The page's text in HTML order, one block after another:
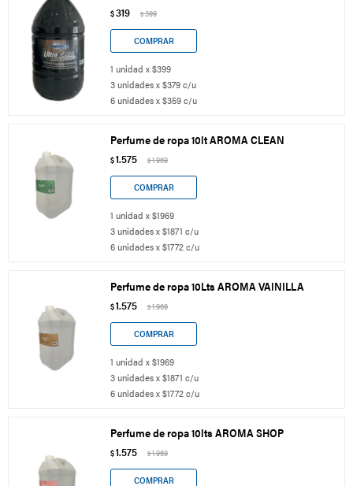
$319 $399
1 unidad x $399
3 unidades x $379 c/u
6 unidades x $359 c/u
Perfume de ropa 10lt AROMA CLEAN
$1.575 $1.969
1 unidad x $1969
3 unidades x $1871 c/u
6 unidades x $1772 c/u
Perfume de ropa 10Lts AROMA VAINILLA
$1.575 $1.969
1 unidad x $1969
3 unidades x $1871 c/u
6 unidades x $1772 c/u
Perfume de ropa 10lts AROMA SHOP
$1.575 $1.969